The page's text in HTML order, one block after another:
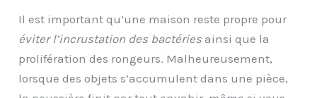
Il est important qu’une maison reste propre pour
éviter l’incrustation des bactéries ainsi que la
prolifération des rongeurs. Malheureusement,
lorsque des objets s’accumulent dans une pièce,